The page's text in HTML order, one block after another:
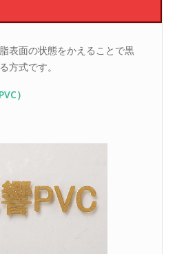
表面の状態をかえることで黒
方式です。
）